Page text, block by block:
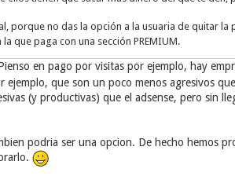
porque no das la opción a la usuaria de quitar
que paga con una sección PREMIUM.
en pago por visitas por ejemplo, hay
que son un poco menos agresivos
(y productivas) que el adsense, pero sin
podria ser una opcion. De hecho hemos